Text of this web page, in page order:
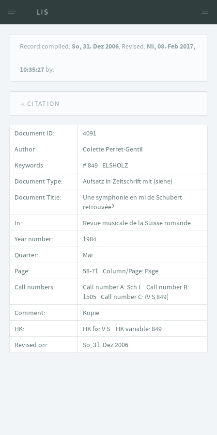
Access via Author
Keyword Search
Record compiled:So, 31. Dez 2006, Revised: Mi, 08. Feb 2017,
10:35:27 by:
→ CITATION
Document ID:
4091
Author
Colette Perret-Gentil
Keywords
# 849 ELSHOLZ
Document Type:
Aufsatz in Zeitschrift mit (siehe)
Document Title:
Une symphonie en mi de Schubert
retrouvée?
In:
Revue musicale de la Suisse romande
Year number:
1984
Quarter:
Mai
Page:
58-71 Column/Page: Page
Call numbers:
Call number A: Sch.I. Call number B:
1505 Call number C: (V S 849)
Comment:
Kopie
HK:
HK fix: V S HK variable: 849
Revised on:
So, 31. Dez 2006